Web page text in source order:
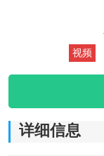
视频
详细信息